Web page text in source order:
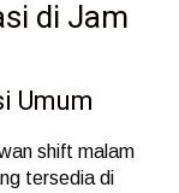
di Jam
Umum
shift malam
tersedia di